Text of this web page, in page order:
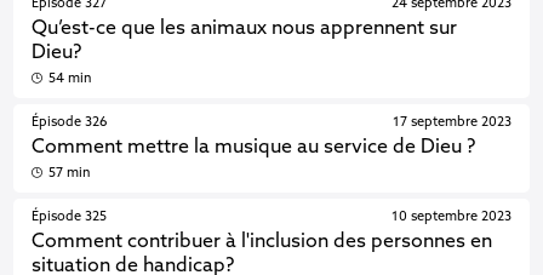
Épisode 327
Qu’est-ce que les animaux nous apprennent sur
Dieu?
24 septembre 2023
54 min
Épisode 326
Comment mettre la musique au service de Dieu ?
17 septembre 2023
57 min
Épisode 325
Comment contribuer à l'inclusion des personnes en
situation de handicap?
10 septembre 2023